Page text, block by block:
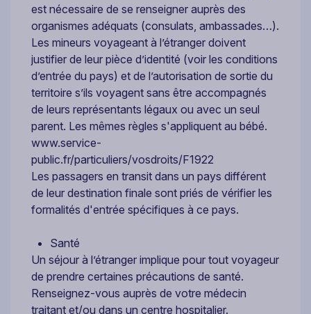
est nécessaire de se renseigner auprès des
organismes adéquats (consulats, ambassades…).
Les mineurs voyageant à l’étranger doivent
justifier de leur pièce d’identité (voir les conditions
d’entrée du pays) et de l’autorisation de sortie du
territoire s’ils voyagent sans être accompagnés
de leurs représentants légaux ou avec un seul
parent. Les mêmes règles s'appliquent au bébé.
www.service-
public.fr/particuliers/vosdroits/F1922
Les passagers en transit dans un pays différent
de leur destination finale sont priés de vérifier les
formalités d'entrée spécifiques à ce pays.
Santé
Un séjour à l’étranger implique pour tout voyageur
de prendre certaines précautions de santé.
Renseignez-vous auprès de votre médecin
traitant et/ou dans un centre hospitalier.